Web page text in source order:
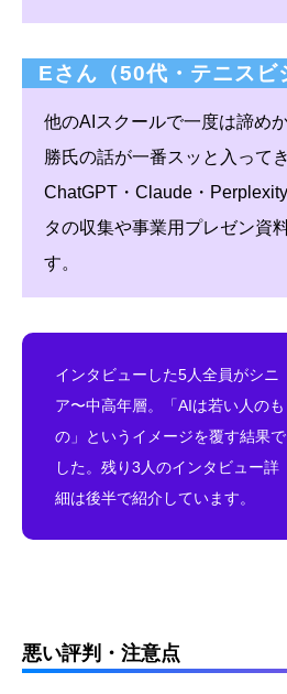
Eさん（50代・テニスビ
他のAIスクールで一度は諦め
勝氏の話が一番スッと入って
ChatGPT・Claude・
タの収集や事業用プレゼン資
す。
インタビューした5人全員がシニ
ア〜中高年層。「AIは若い人のも
の」というイメージを覆す結果で
した。残り3人のインタビュー詳
細は後半で紹介しています。
悪い評判・注意点